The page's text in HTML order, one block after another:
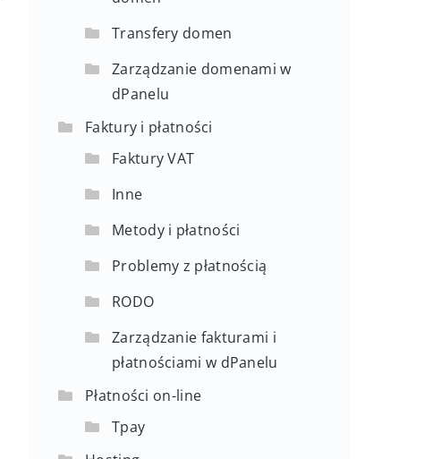
Transfery domen
Zarządzanie domenami w
dPanelu
Faktury i płatności
Faktury VAT
Inne
Metody i płatności
Problemy z płatnością
RODO
Zarządzanie fakturami i
płatnościami w dPanelu
Płatności on-line
Tpay